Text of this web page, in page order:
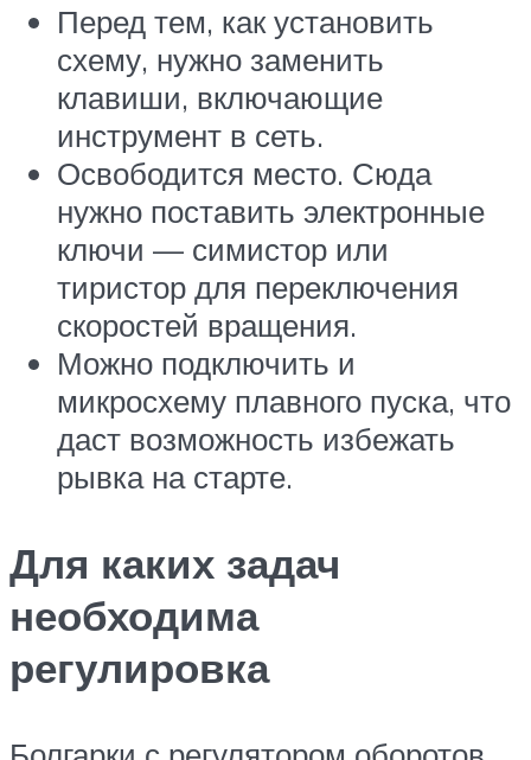
Перед тем, как установить
схему, нужно заменить
клавиши, включающие
инструмент в сеть.
Освободится место. Сюда
нужно поставить электронные
ключи — симистор или
тиристор для переключения
скоростей вращения.
Можно подключить и
микросхему плавного пуска, что
даст возможность избежать
рывка на старте.
Для каких задач
необходима
регулировка